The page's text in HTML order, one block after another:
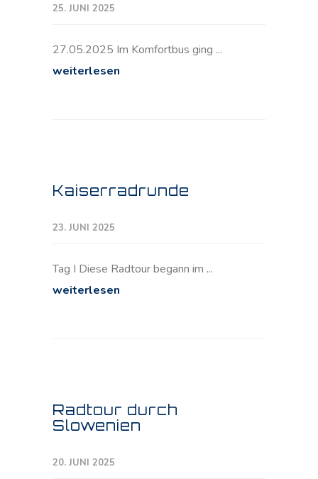
25. JUNI 2025
27.05.2025 Im Komfortbus ging ...
weiterlesen
Kaiserradrunde
23. JUNI 2025
Tag I Diese Radtour begann im ...
weiterlesen
Radtour durch
Slowenien
20. JUNI 2025